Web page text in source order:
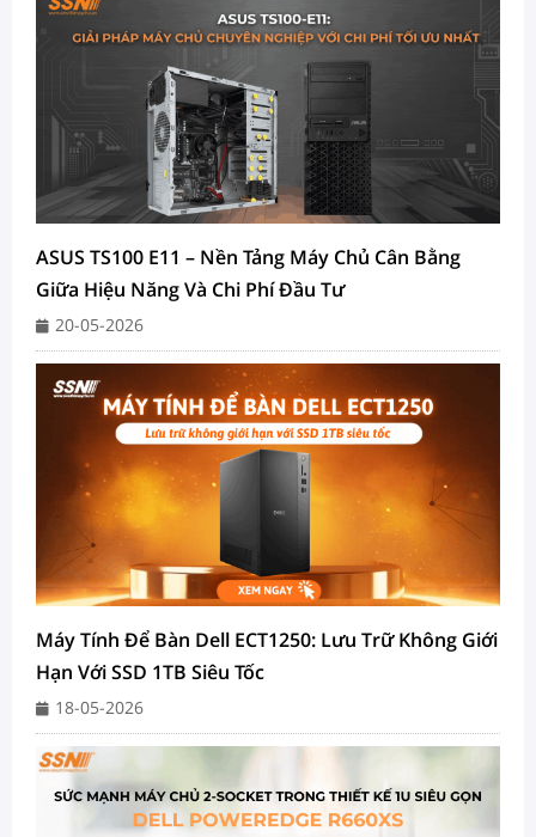
ASUS TS100 E11 – Nền Tảng Máy Chủ Cân Bằng
Giữa Hiệu Năng Và Chi Phí Đầu Tư
20-05-2026
Máy Tính Để Bàn Dell ECT1250: Lưu Trữ Không Giới
Hạn Với SSD 1TB Siêu Tốc
18-05-2026